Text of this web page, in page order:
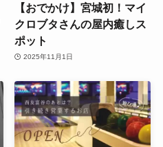
【おでかけ】宮城初！マイ
クロブタさんの屋内癒しス
ポット
2025年11月1日